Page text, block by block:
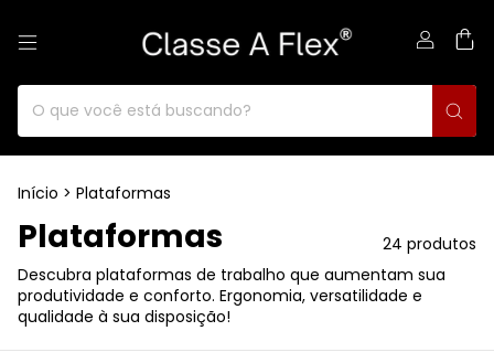
Início > Plataformas
Plataformas
24 produtos
Descubra plataformas de trabalho que aumentam sua
produtividade e conforto. Ergonomia, versatilidade e
qualidade à sua disposição!